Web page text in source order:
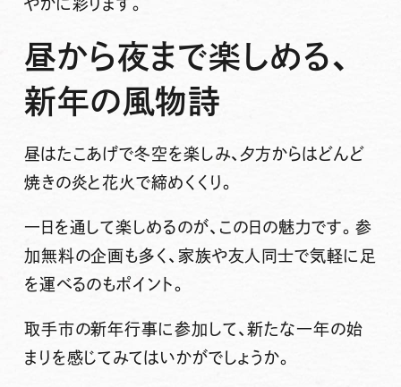
やかに彩ります。
昼から夜まで楽しめる、
新年の風物詩
昼はたこあげで冬空を楽しみ、夕方からはどんど
焼きの炎と花火で締めくくり。
一日を通して楽しめるのが、この日の魅力です。参
加無料の企画も多く、家族や友人同士で気軽に足
を運べるのもポイント。
取手市の新年行事に参加して、新たな一年の始
まりを感じてみてはいかがでしょうか。